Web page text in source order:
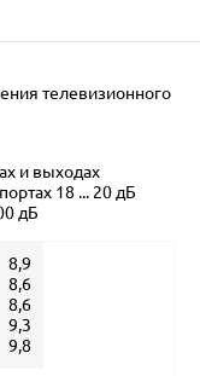
телевизионного
и выходах
18 ... 20 дБ
дБ
8,9
8,6
8,6
9,3
9,8